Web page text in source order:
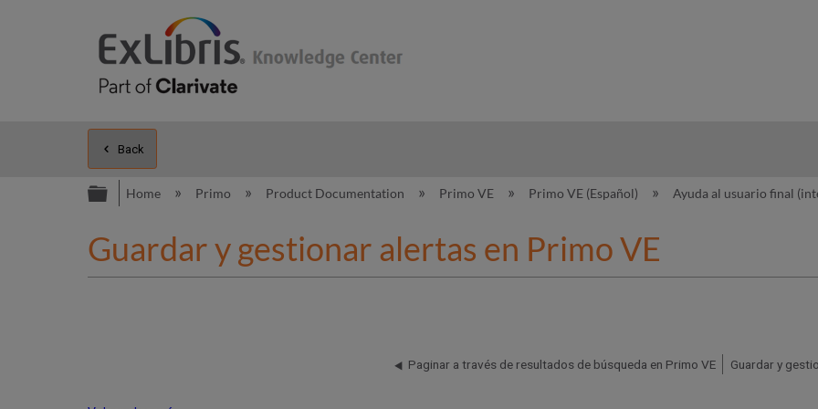
Back
Expand/collapse global hierarchy
Home Primo Product Documentation Primo VE Primo VE (Español) Ayuda al usuario final
Guardar y gestionar alertas en Primo VE
Paginar a través de resultados de búsqueda en Primo VE Guardar y